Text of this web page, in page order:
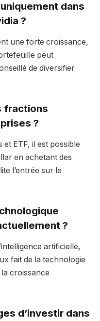
dans
?
une forte croissance,
peut
de diversifier
fractions
?
ETF, il est possible
en achetant des
l’entrée sur le
?
artificielle,
fait de la technologie
croissance
d’investir dans